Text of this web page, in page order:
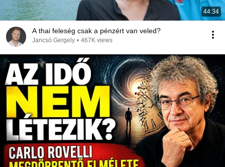
44:34
A thai feleség csak a pénzért van veled?
Jancsó Gergely • 467K views